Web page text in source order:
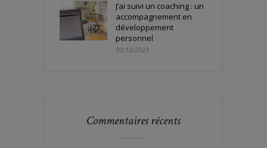
J’ai suivi un coaching : un
accompagnement en
développement
personnel
30/12/2023
Commentaires récents